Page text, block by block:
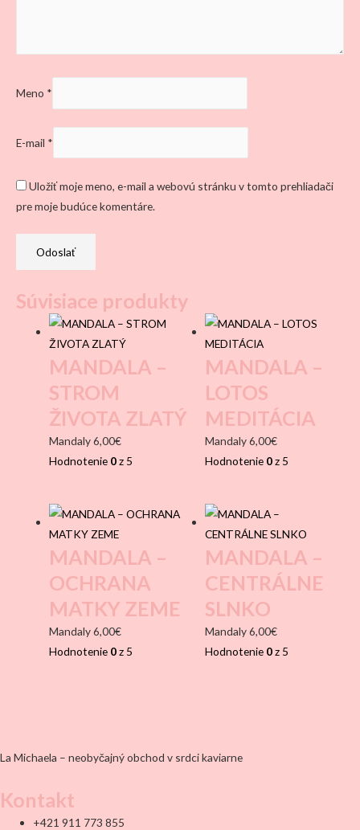
Meno *
E-mail *
Uložiť moje meno, e-mail a webovú stránku v tomto prehliadači
pre moje budúce komentáre.
Súvisiace produkty
MANDALA –
STROM
ŽIVOTA ZLATÝ
Mandaly6,00€
Hodnotenie 0z 5
MANDALA –
LOTOS
MEDITÁCIA
Mandaly6,00€
Hodnotenie 0z 5
MANDALA –
OCHRANA
MATKY ZEME
Mandaly6,00€
Hodnotenie 0z 5
MANDALA –
CENTRÁLNE
SLNKO
Mandaly6,00€
Hodnotenie 0z 5
La Michaela – neobyčajný obchod v srdci kaviarne
Kontakt
+421 911 773 855